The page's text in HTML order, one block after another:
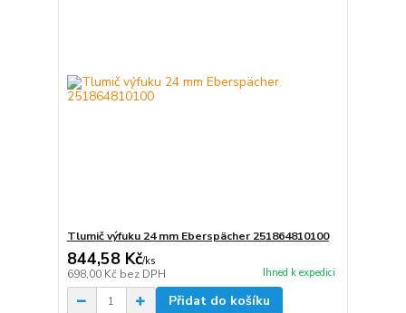
Tlumič výfuku 24 mm Eberspächer 251864810100
844,58 Kč/ks
698,00 Kč bez DPH Ihned k expedici
Přidat do košíku